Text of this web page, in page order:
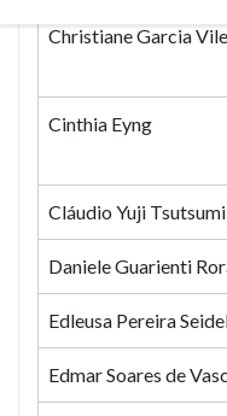
Christiane Garcia
Cinthia Eyng
Cláudio Yuji Tsutsumi
Daniele Guarienti
Edleusa Pereira
Edmar Soares de